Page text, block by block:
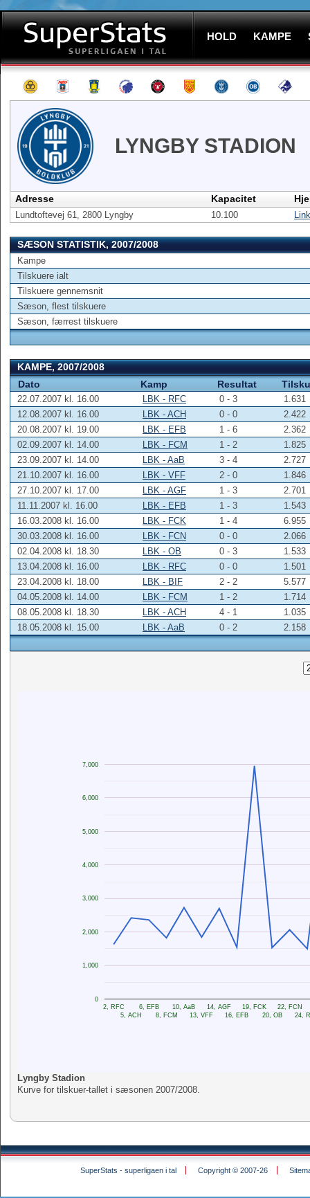
HOLD KAMPE
LYNGBY STADION
Adresse Kapacitet
Lundtoftevej 61, 2800 Lyngby 10.100 Link
SÆSON STATISTIK, 2007/2008
Kampe
Tilskuere ialt
Tilskuere gennemsnit
Sæson, flest tilskuere
Sæson, færrest tilskuere
KAMPE, 2007/2008
Dato
Kamp Resultat
22.07.2007 kl. 16.00 LBK - RFC 0 - 3
1.631
12.08.2007 kl. 16.00
LBK - ACH 0 - 0
2.422
20.08.2007 kl. 19.00
LBK - EFB 1 - 6
2.362
02.09.2007 kl. 14.00
LBK - FCM 1 - 2
1.825
23.09.2007 kl. 14.00
LBK - AaB 3 - 4
2.727
21.10.2007 kl. 16.00
LBK - VFF 2 - 0
1.846
27.10.2007 kl. 17.00
LBK - AGF 1 - 3
2.701
11.11.2007 kl. 16.00
LBK - EFB 1 - 3
1.543
16.03.2008 kl. 16.00
LBK - FCK 1 - 4
6.955
30.03.2008 kl. 16.00
LBK - FCN 0 - 0
2.066
02.04.2008 kl. 18.30
LBK - OB 0 - 3
1.533
13.04.2008 kl. 16.00
LBK - RFC 0 - 0
1.501
23.04.2008 kl. 18.00
LBK - BIF 2 - 2
5.577
04.05.2008 kl. 14.00
LBK - FCM 1 - 2
1.714
08.05.2008 kl. 18.30
LBK - ACH 4 - 1
1.035
18.05.2008 kl. 15.00
LBK - AaB 0 - 2 2.158
2, RFC
5, ACH
6, EFB
8, FCM
10, AaB
13, VFF
14, AGF
16, EFB
19, FCK
20, OB
22, FCN
24,
0
1,000
2,000
3,000
4,000
5,000
6,000
7,000
Lyngby Stadion
Kurve for tilskuer-tallet i sæsonen 2007/2008.
SuperStats - superligaen i tal Copyright © 2007-26